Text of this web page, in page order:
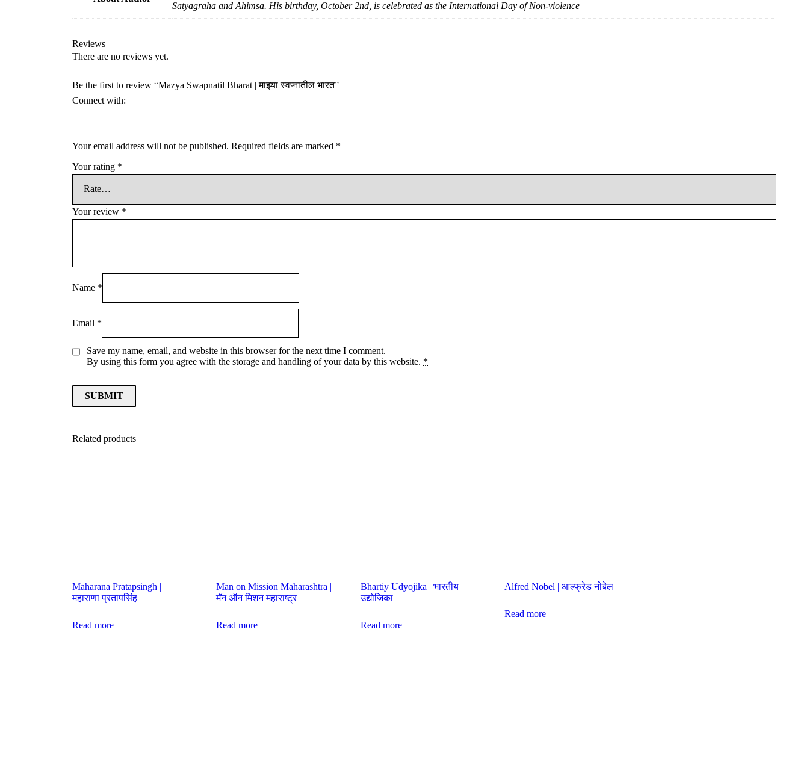
Satyagraha and Ahimsa. His birthday, October 2nd, is celebrated as the International Day of Non-violence
Reviews
There are no reviews yet.
Be the first to review “Mazya Swapnatil Bharat | माझ्या स्वप्नातील भारत”
Connect with:
Your email address will not be published. Required fields are marked *
Your rating *
Your review *
Name *
Email *
Save my name, email, and website in this browser for the next time I comment.
By using this form you agree with the storage and handling of your data by this website. *
Related products
Maharana Pratapsingh |
महाराणा प्रतापसिंह
Read more
Man on Mission Maharashtra |
मॅन ऑन मिशन महाराष्ट्र
Read more
Bhartiy Udyojika | भारतीय
उद्योजिका
Read more
Alfred Nobel | आल्फ्रेड नोबेल
Read more